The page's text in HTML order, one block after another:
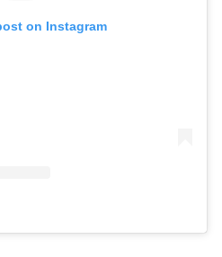
on Instagram